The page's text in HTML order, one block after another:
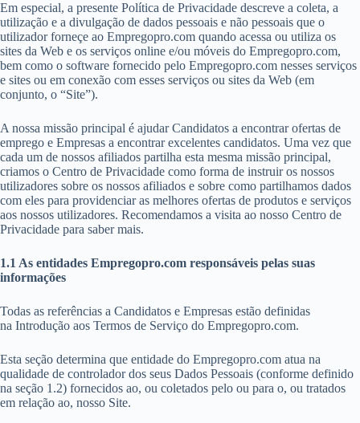
Em especial, a presente Política de Privacidade descreve a coleta, a
utilização e a divulgação de dados pessoais e não pessoais que o
utilizador forneçe ao Empregopro.com quando acessa ou utiliza os
sites da Web e os serviços online e/ou móveis do Empregopro.com,
bem como o software fornecido pelo Empregopro.com nesses serviços
e sites ou em conexão com esses serviços ou sites da Web (em
conjunto, o “Site”).
A nossa missão principal é ajudar Candidatos a encontrar ofertas de
emprego e Empresas a encontrar excelentes candidatos. Uma vez que
cada um de nossos afiliados partilha esta mesma missão principal,
criamos o Centro de Privacidade como forma de instruir os nossos
utilizadores sobre os nossos afiliados e sobre como partilhamos dados
com eles para providenciar as melhores ofertas de produtos e serviços
aos nossos utilizadores. Recomendamos a visita ao nosso Centro de
Privacidade para saber mais.
1.1 As entidades Empregopro.com responsáveis pelas suas
informações
Todas as referências a Candidatos e Empresas estão definidas
na Introdução aos Termos de Serviço do Empregopro.com.
Esta seção determina que entidade do Empregopro.com atua na
qualidade de controlador dos seus Dados Pessoais (conforme definido
na seção 1.2) fornecidos ao, ou coletados pelo ou para o, ou tratados
em relação ao, nosso Site.